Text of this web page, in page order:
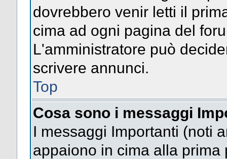
dovrebbero venir letti il
cima ad ogni pagina del
L'amministratore può
scrivere annunci.
Top
Cosa sono i messaggi
I messaggi Importanti (noti
appaiono in cima alla